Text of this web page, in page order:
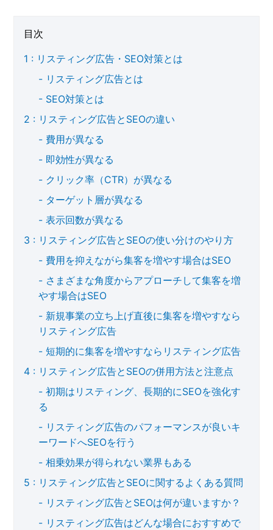
目次
リスティング広告・SEO対策とは
リスティング広告とは
SEO対策とは
リスティング広告とSEOの違い
費用が異なる
即効性が異なる
クリック率（CTR）が異なる
ターゲット層が異なる
表示回数が異なる
リスティング広告とSEOの使い分けのやり方
費用を抑えながら集客を増やす場合はSEO
さまざまな角度からアプローチして集客を増
やす場合はSEO
新規事業の立ち上げ直後に集客を増やすなら
リスティング広告
短期的に集客を増やすならリスティング広告
リスティング広告とSEOの併用方法と注意点
初期はリスティング、長期的にSEOを強化す
る
リスティング広告のパフォーマンスが良いキ
ーワードへSEOを行う
相乗効果が得られない業界もある
リスティング広告とSEOに関するよくある質問
リスティング広告とSEOは何が違いますか？
リスティング広告はどんな場合におすすめで